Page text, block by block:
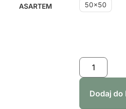
ASARTEM
50x50
Dodaj do